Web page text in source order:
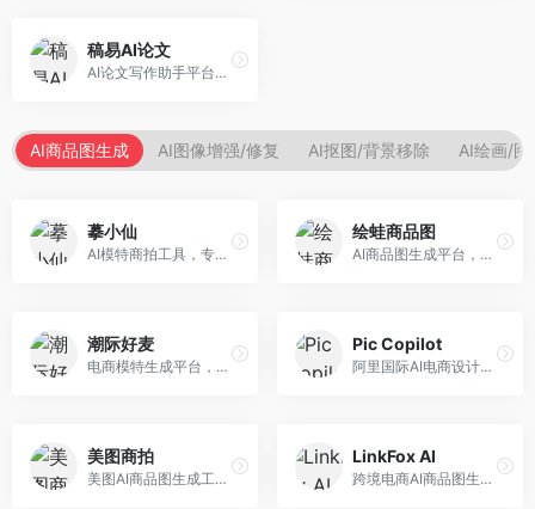
稿易AI论文
AI论文写作助手平台，提供智能化学术写作支持。面向高校学生，支持多种论文类型生成，提供参考文献管理和格式规范服务，操作流程简单。
AI商品图生成 AI图像增强/修复 AI抠图/背景移除 AI绘画/图
摹小仙
AI模特商拍工具，专注于服装电商。面向服装电商卖家，提供虚拟模特试穿、商品展示图生成等服务，模特形象多样，拍摄成本低。
绘蛙商品图
AI商品图生成平台，支持模特换装和场景生成。面向电商卖家，提供商品上身效果展示、场景化商品图生成等服务，电商营销效果显著。
潮际好麦
电商模特生成平台，支持AI虚拟模特创作。面向服装和配饰电商，提供模特试穿、商品展示、营销素材生成等服务，模特形象可定制。
Pic Copilot
阿里国际AI电商设计工具，专注于跨境电商。面向跨境电商卖家，提供商品图优化、营销海报生成、多语言适配等服务，海外市场适配性强。
美图商拍
美图AI商品图生成工具，整合美图生态。面向电商卖家，提供商品图美化、模特替换、场景生成等服务，移动端操作便捷。
LinkFox AI
跨境电商AI商品图生成工具。面向跨境电商卖家，支持多语言商品图生成、模特替换、场景优化等服务，适配海外电商平台需求。